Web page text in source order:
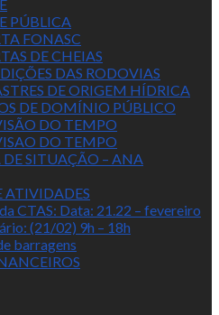
PÚBLICA
FONASC
DE CHEIAS
DAS RODOVIAS
DE ORIGEM HÍDRICA
DE DOMÍNIO PÚBLICO
DO TEMPO
DO TEMPO
DE SITUAÇÃO – ANA
ATIVIDADES
CTAS: Data: 21.22 – fevereiro
(21/02) 9h – 18h
barragens